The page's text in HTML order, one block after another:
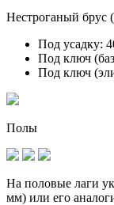
Нестроганый брус
Под усадку:
Под ключ
Под ключ
Полы
На половые лаги
мм) или его